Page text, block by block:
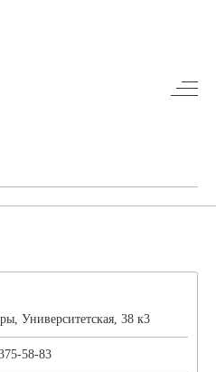
Университетская, 38 к3
58-83